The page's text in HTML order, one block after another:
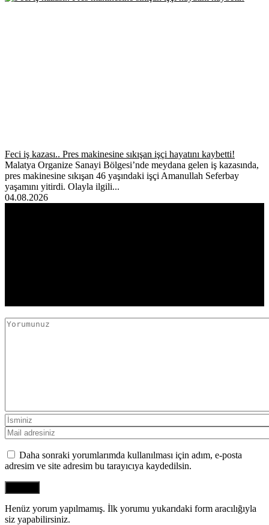
Feci iş kazası.. Pres makinesine sıkışan işçi hayatını kaybetti!
Malatya Organize Sanayi Bölgesi’nde meydana gelen iş kazasında,
pres makinesine sıkışan 46 yaşındaki işçi Amanullah Seferbay
yaşamını yitirdi. Olayla ilgili...
04.08.2026
Daha sonraki yorumlarımda kullanılması için adım, e-posta
adresim ve site adresim bu tarayıcıya kaydedilsin.
Henüz yorum yapılmamış. İlk yorumu yukarıdaki form aracılığıyla
siz yapabilirsiniz.